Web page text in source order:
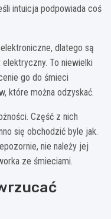
intuicja podpowiada coś
dlatego są
To niewielki
go do śmieci
które można odzyskać.
Część z nich
się obchodzić byle jak.
nie należy jej
ze śmieciami.